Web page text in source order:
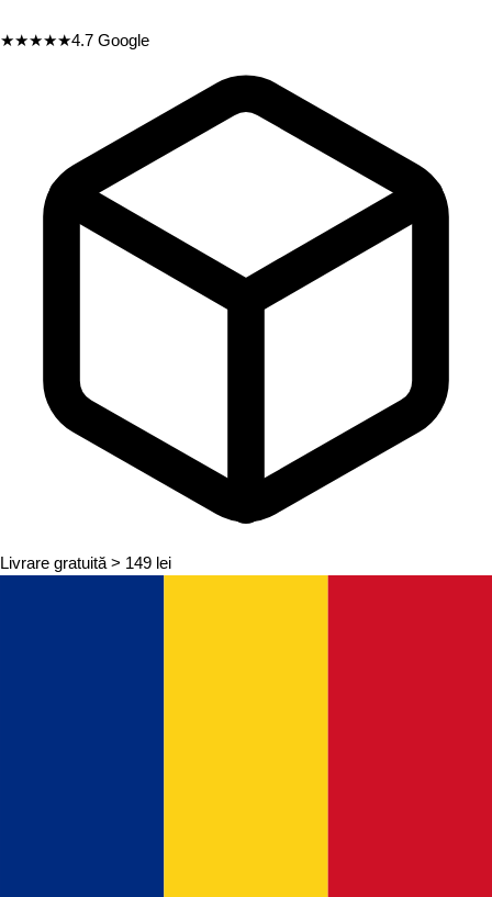
★★★★★4.7 Google
Livrare gratuită > 149 lei